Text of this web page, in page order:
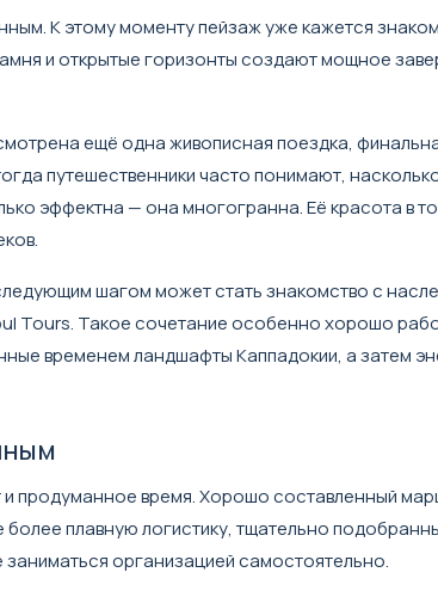
К этому моменту пейзаж уже кажется
и открытые горизонты создают мощное
ещё одна живописная поездка,
путешественники часто понимают,
эффектна — она многогранна. Её красота в
шагом может стать знакомство с
Tours. Такое сочетание особенно хорошо
временем ландшафты Каппадокии, а затем
продуманное время. Хорошо составленный
плавную логистику, тщательно
организацией самостоятельно.